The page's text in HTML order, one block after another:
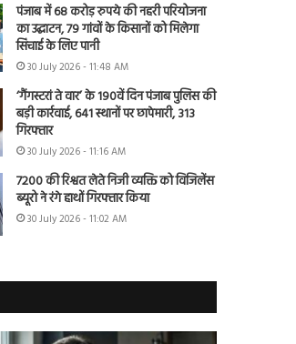
पंजाब में 68 करोड़ रुपये की नहरी परियोजना
का उद्घाटन, 79 गांवों के किसानों को मिलेगा
सिंचाई के लिए पानी
30 July 2026 - 11:48 AM
‘गैंगस्टरां ते वार’ के 190वें दिन पंजाब पुलिस की
बड़ी कार्रवाई, 641 स्थानों पर छापेमारी, 313
गिरफ्तार
30 July 2026 - 11:16 AM
7200 की रिश्वत लेते निजी व्यक्ति को विजिलेंस
ब्यूरो ने रंगे हाथों गिरफ्तार किया
30 July 2026 - 11:02 AM